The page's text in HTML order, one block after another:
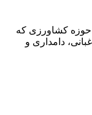
حوزه کشاورزی که
دامداری و